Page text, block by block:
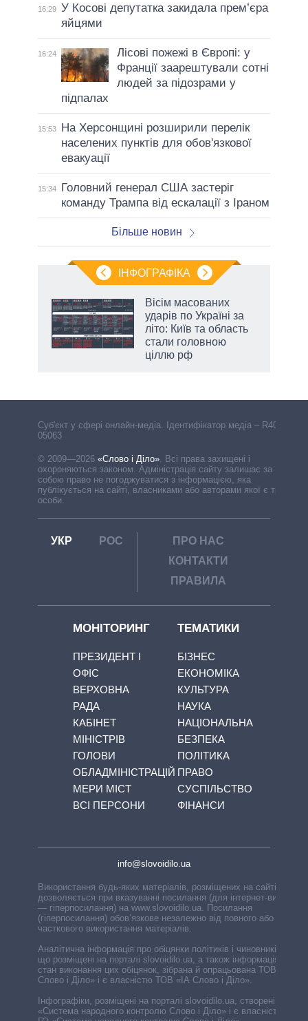
16:29 У Косові депутатка закидала прем’єра
яйцями
16:24
Лісові пожежі в Європі: у
Франції заарештували сотні
людей за підозрами у
підпалах
15:53
На Херсонщині розширили перелік
населених пунктів для обов'язкової
евакуації
15:34
Головний генерал США застеріг
команду Трампа від ескалації з Іраном
Більше новин
ІНФОГРАФІКА
Вісім масованих
ударів по Україні за
літо: Київ та область
стали головною
ціллю рф
Cуб'єкт у сфері онлайн-медіа. Ідентифікатор медіа – R40-
05063
© 2009—2026 «Слово і Діло» Всі права захищені і
охороняються законом. Адміністрація сайту залишає за
собою право не погоджуватися з інформацією, яка
публікується на сайті, власниками або авторами якої є треті
особи.
УКР РОС
ПРО НАС
КОНТАКТИ
ПРАВИЛА
МОНІТОРИНГ
ПРЕЗИДЕНТ І
ОФІС
ВЕРХОВНА
РАДА
КАБІНЕТ
МІНІСТРІВ
ГОЛОВИ
ОБЛАДМІНІСТРАЦІЙ
МЕРИ МІСТ
ВСІ ПЕРСОНИ
ТЕМАТИКИ
БІЗНЕС
ЕКОНОМІКА
КУЛЬТУРА
НАУКА
НАЦІОНАЛЬНА
БЕЗПЕКА
ПОЛІТИКА
ПРАВО
СУСПІЛЬСТВО
ФІНАНСИ
info@slovoidilo.ua
Використання будь-яких матеріалів, розміщених на сайті,
дозволяється при вказуванні посилання (для інтернет-видань
— гіперпосилання) на www.slovoidilo.ua. Посилання
(гіперпосилання) обов’язкове незалежно від повного або
часткового використання матеріалів.
Аналітична інформація про обіцянки політиків і чиновників,
що розміщені на порталі slovoidilo.ua, а також інформація про
стан виконання цих обіцянок, зібрана й опрацьована ТОВ «ІА
Слово і Діло» і є власністю ТОВ «ІА Слово і Діло».
Інфографіки, розміщені на порталі slovoidilo.ua, створені ГО
«Система народного контролю Слово і Діло» і є власністю